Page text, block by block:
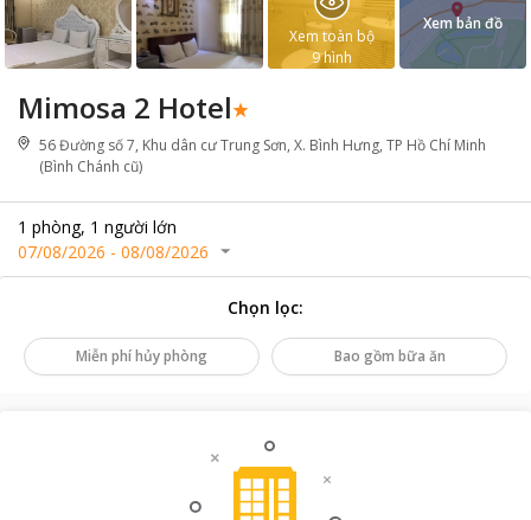
Mimosa 2 Hotel
56 Đường số 7, Khu dân cư Trung Sơn, X. Bình Hưng, TP Hồ Chí Minh
(Bình Chánh cũ)
1 phòng, 1 người lớn
07/08/2026 - 08/08/2026
Xem toàn bộ
9hình
Xem bản đồ
Chọn lọc:
Miễn phí hủy phòng Bao gồm bữa ăn